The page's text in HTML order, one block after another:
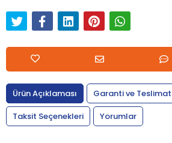
Ürün Açıklaması
Garanti ve Teslimat
Taksit Seçenekleri
Yorumlar